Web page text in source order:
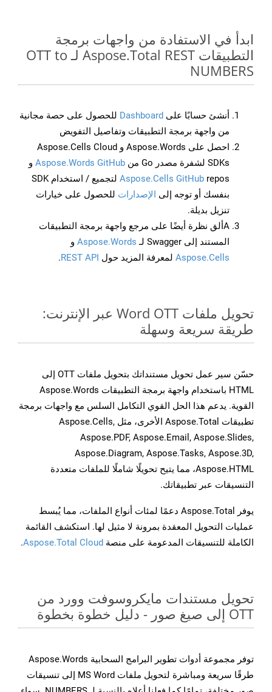
ابدأ في الاستفادة من واجهات برمجة
التطبيقات Aspose.Total REST لـ OTT to
NUMBERS
أنشئ حسابًا على Dashboard للحصول على حصة مجانية
من واجهة برمجة التطبيقات وتفاصيل التفويض
احصل على Aspose.Words و Aspose.Cells Cloud
SDKs لشفرة مصدر Go من
Aspose.Words GitHub و
Aspose.Cells GitHub
repos لتجميع / استخدام SDK
بنفسك أو توجه إلى الإصدارات للحصول على خيارات
تنزيل بديلة.
Aألق نظرة أيضًا على مرجع واجهة برمجة التطبيقات
المستند إلى Swagger لـ
Aspose.Words و
Aspose.Cells لمعرفة المزيد حول REST API
.
تحويل ملفات Word OTT عبر الإنترنت:
طريقة سريعة وسهلة
حسّن سير عمل تحويل مستنداتك بتحويل ملفات OTT إلى
HTML باستخدام واجهة برمجة التطبيقات Aspose.Words
القوية. يدعم هذا الحل القوي التكامل السلس مع واجهات برمجة
تطبيقات Aspose.Total الأخرى، مثل Aspose.Cells,
Aspose.PDF, Aspose.Email, Aspose.Slides,
Aspose.Diagram, Aspose.Tasks, Aspose.3D,
Aspose.HTML، مما يتيح تحويلًا شاملًا للملفات متعددة
التنسيقات عبر تطبيقاتك.
يوفر Aspose.Total دعمًا لمئات أنواع الملفات، مما يُبسط
عمليات التحويل المعقدة بمرونة لا مثيل لها. استكشف القائمة
الكاملة للتنسيقات المدعومة على منصة Aspose.Total Cloud
.
تحويل مستندات مايكروسوفت وورد من
OTT إلى صيغ صور - دليل خطوة بخطوة
توفر مجموعة أدوات تطوير البرامج السحابية Aspose.Words
طرقًا سريعة ومباشرة لتحويل ملفات MS Word إلى تنسيقات